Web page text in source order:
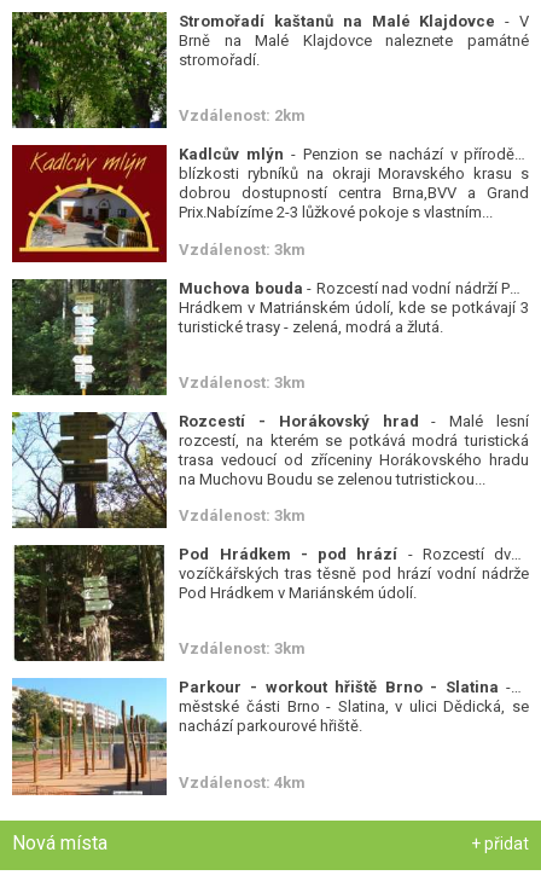
Stromořadí kaštanů na Malé Klajdovce - V
Brně na Malé Klajdovce naleznete památné
stromořadí.
Vzdálenost: 2km
Kadlcův mlýn - Penzion se nachází v přírodě v
blízkosti rybníků na okraji Moravského krasu s
dobrou dostupností centra Brna,BVV a Grand
Prix.Nabízíme 2-3 lůžkové pokoje s vlastním...
Vzdálenost: 3km
Muchova bouda - Rozcestí nad vodní nádrží Pod
Hrádkem v Matriánském údolí, kde se potkávají 3
turistické trasy - zelená, modrá a žlutá.
Vzdálenost: 3km
Rozcestí - Horákovský hrad
- Malé lesní
rozcestí, na kterém se potkává modrá turistická
trasa vedoucí od zříceniny Horákovského hradu
na Muchovu Boudu se zelenou tutristickou...
Vzdálenost: 3km
Pod Hrádkem - pod hrází - Rozcestí dvou
vozíčkářských tras těsně pod hrází vodní nádrže
Pod Hrádkem v Mariánském údolí.
Vzdálenost: 3km
Parkour - workout hřiště Brno - Slatina - V
městské části Brno - Slatina, v ulici Dědická, se
nachází parkourové hřiště.
Vzdálenost: 4km
Nová místa + přidat